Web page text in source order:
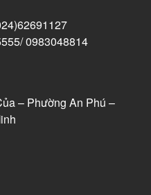
0983048814
– Phường An Phú –